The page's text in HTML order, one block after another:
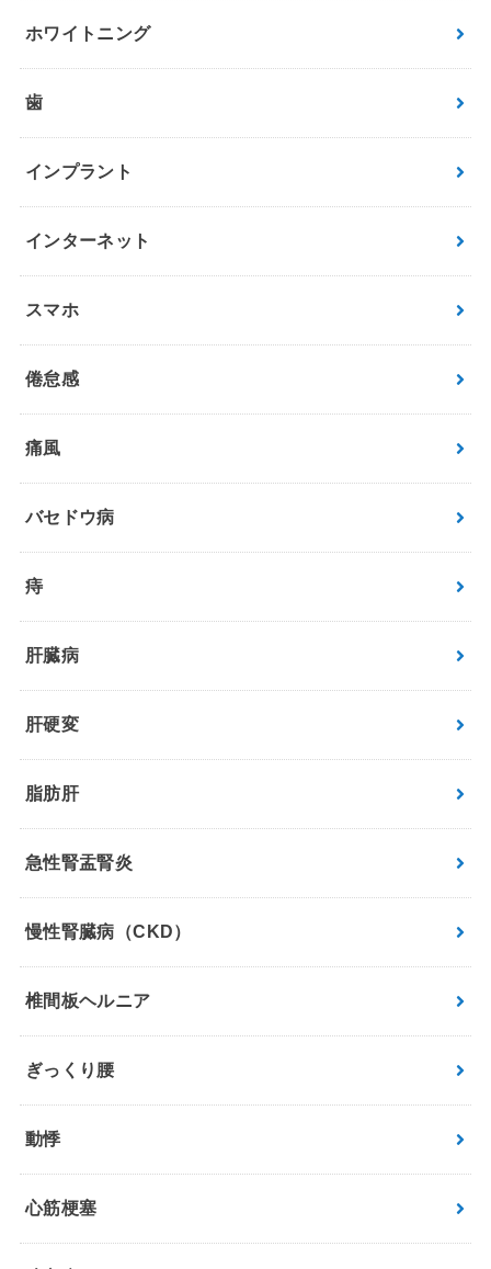
ホワイトニング
歯
インプラント
インターネット
スマホ
倦怠感
痛風
バセドウ病
痔
肝臓病
肝硬変
脂肪肝
急性腎盂腎炎
慢性腎臓病（CKD）
椎間板ヘルニア
ぎっくり腰
動悸
心筋梗塞